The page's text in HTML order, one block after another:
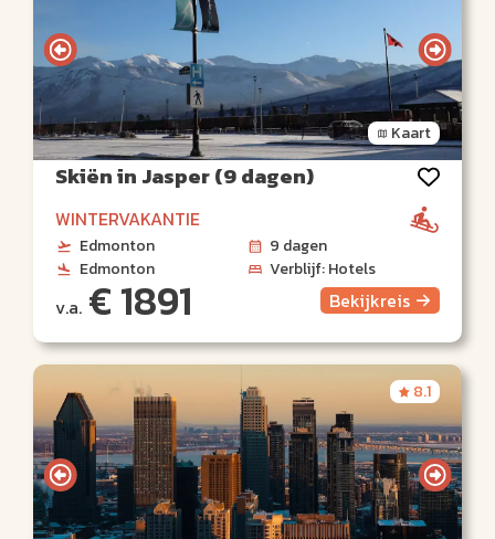
Kaart
Skiën in Jasper (9 dagen)
WINTERVAKANTIE
Edmonton
9 dagen
Edmonton
Verblijf: Hotels
v.a. € 1891 Bekijkreis
8.1